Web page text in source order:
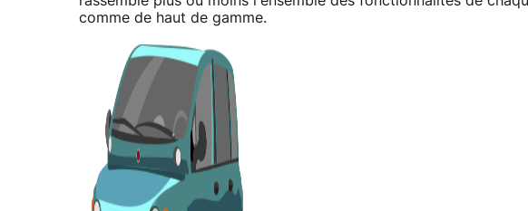
comme de haut de gamme.